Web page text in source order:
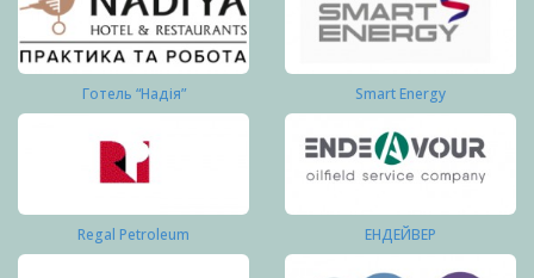
Готель “Надія” Smart Energy
Regal Petroleum ЕНДЕЙВЕР